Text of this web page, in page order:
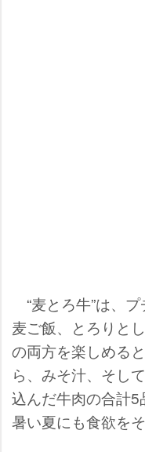
“麦とろ牛”は、
麦ご飯、とろりと
の両方を楽しめる
ら、みそ汁、そし
込んだ牛肉の合計5
暑い夏にも食欲を